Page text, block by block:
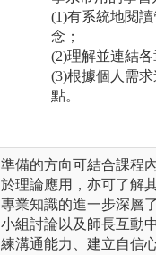
(1)有系統地閱
念；
(2)理解並連結
(3)根據個人需
點。
準備的方向可結合課程
於理論應用，亦可了解
專業知識的進一步深層
小組討論以及師長互動
練溝通能力、建立自信